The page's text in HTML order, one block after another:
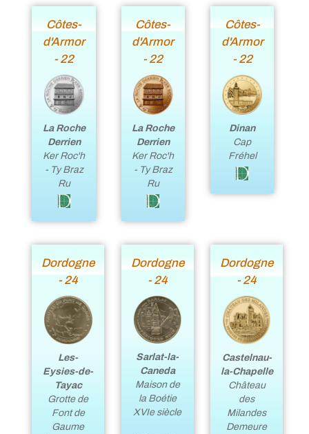
Côtes-
d'Armor
- 22
La Roche
Derrien
Ker Roc'h
- Ty Braz
Ru
Côtes-
d'Armor
- 22
La Roche
Derrien
Ker Roc'h
- Ty Braz
Ru
Côtes-
d'Armor
- 22
Dinan
Cap
Fréhel
Dordogne
- 24
Les-
Eysies-de-
Tayac
Grotte de
Font de
Gaume
Dordogne
- 24
Sarlat-la-
Caneda
Maison de
la Boétie
XVIe siècle
Dordogne
- 24
Castelnau-
la-Chapelle
Château
des
Milandes
Demeure